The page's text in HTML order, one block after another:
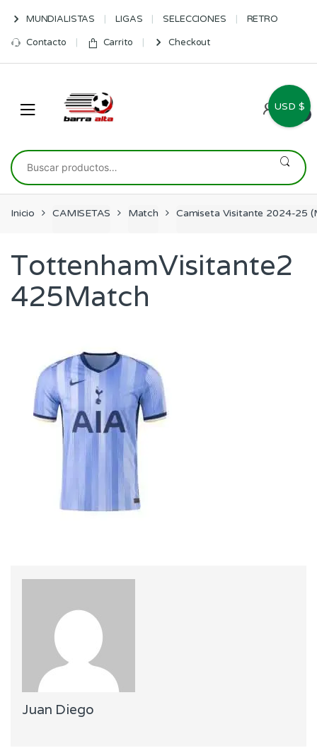
navigation
content
MUNDIALISTAS LIGAS SELECCIONES RETRO
Contacto Carrito Checkout
0
Buscar
por:
Inicio CAMISETAS Match Camiseta Visitante 2024-25
TottenhamVisitante2
425Match
Juan Diego
USD $